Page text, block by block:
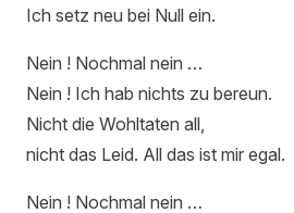
Ich setz neu bei Null ein.
Nein ! Nochmal nein …
Nein ! Ich hab nichts zu bereun.
Nicht die Wohltaten all,
nicht das Leid. All das ist mir egal.
Nein ! Nochmal nein …